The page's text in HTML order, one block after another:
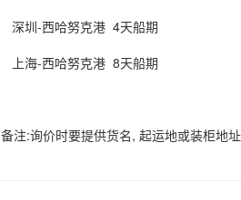
深圳-西哈努克港 4天船期
上海-西哈努克港 8天船期
备注:询价时要提供货名, 起运地或装柜地